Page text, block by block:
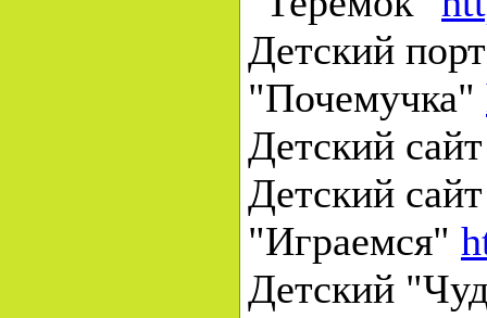
Детский
"Почемучка"
Детский
Детский сайт
"Играемся"
Детский